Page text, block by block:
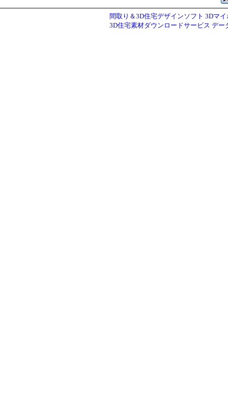
間取り＆3D住宅デザインソフト 3Dマ
3D住宅素材ダウンロードサービス デー